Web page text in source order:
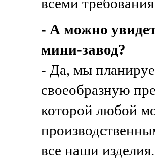
- А можно
мини-завод?
- Да, мы
своеобразную
которой любой
все наши